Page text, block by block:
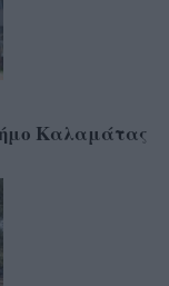
Καλαμάτας